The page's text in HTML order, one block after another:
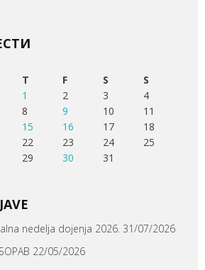
T F S
S
1
2 3
4
8 9 10
11
15 16 17
18
22 23 24
25
29 30
31
nedelja dojenja 2026. 31/07/2026
22/05/2026